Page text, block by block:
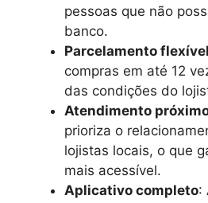
pessoas que não
banco.
Parcelamento flexível
compras em até 12
das condições do
Atendimento
prioriza o
lojistas locais, o que
mais acessível.
Aplicativo completo: